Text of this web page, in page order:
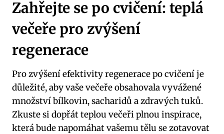
Zahřejte se po cvičení: teplá
večeře pro zvýšení
regenerace
Pro zvýšení efektivity regenerace po cvičení je
důležité, aby vaše večeře obsahovala vyvážené
množství bílkovin, sacharidů a zdravých tuků.
Zkuste si dopřát teplou večeři plnou inspirace,
která bude napomáhat vašemu tělu se zotavovat